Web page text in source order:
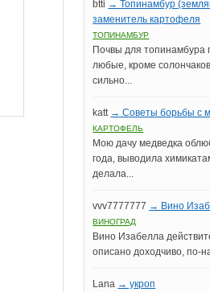
btti → Топинамбур
заменитель картофеля
ТОПИНАМБУР
Почвы для топинамбура
любые, кроме
сильно...
katt → Советы борьбы с
КАРТОФЕЛЬ
Мою дачу медведка
года, выводила
делала...
vvv7777777 → Вино
ВИНОГРАД
Вино Изабелла
описано доходчиво, по-
Lana → укроп